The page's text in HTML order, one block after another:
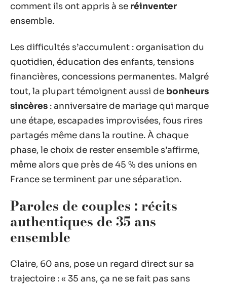
comment ils ont appris à se réinventer
ensemble.
Les difficultés s’accumulent : organisation du
quotidien, éducation des enfants, tensions
financières, concessions permanentes. Malgré
tout, la plupart témoignent aussi de bonheurs
sincères : anniversaire de mariage qui marque
une étape, escapades improvisées, fous rires
partagés même dans la routine. À chaque
phase, le choix de rester ensemble s’affirme,
même alors que près de 45 % des unions en
France se terminent par une séparation.
Paroles de couples : récits
authentiques de 35 ans
ensemble
Claire, 60 ans, pose un regard direct sur sa
trajectoire : « 35 ans, ça ne se fait pas sans